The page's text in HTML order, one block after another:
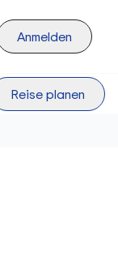
Anmelden
Reise planen